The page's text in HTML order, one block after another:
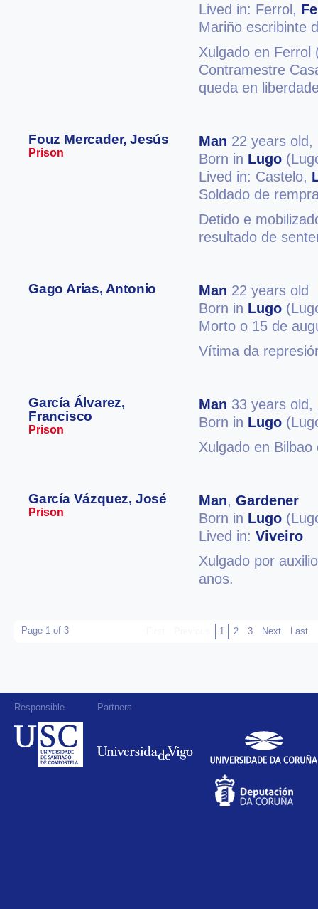
Lived in: Ferrol,
Mariño escribinte
Xulgado en Ferrol
Contramestre
queda en
Fouz Mercader, Jesús
Prison
Man 22 years old,
Born in Lugo
Lived in: Castelo,
Soldado de
Detido e
resultado de
Gago Arias, Antonio Man 22 years old
Born in Lugo
Morto o 15 de
Vítima da
García Álvarez,
Francisco
Prison
Man 33 years old,
Born in Lugo
Xulgado en
García Vázquez, José
Prison
Man, Gardener
Born in Lugo
Lived in: Viveiro
Xulgado por
anos.
Page 1 of 3 1 2 3 Next Last
Responsible Partners